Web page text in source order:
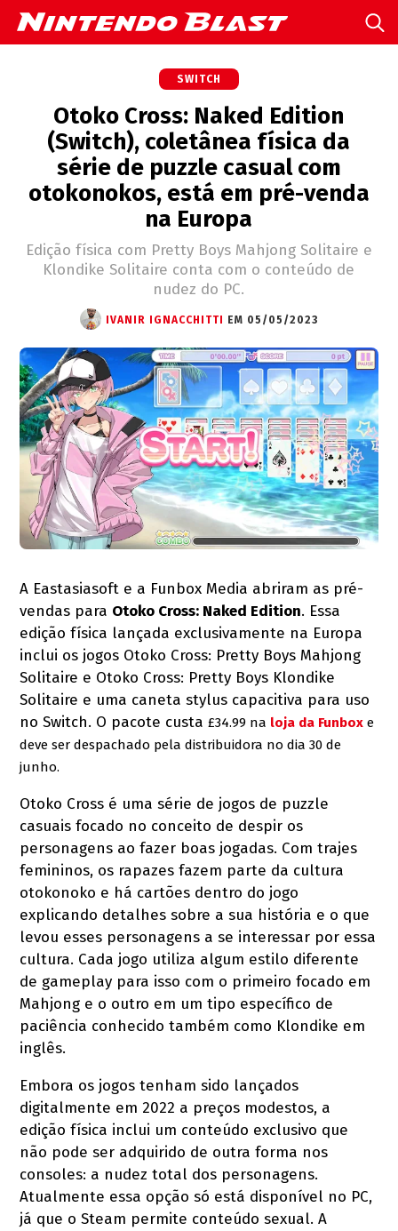
SWITCH
Otoko Cross: Naked Edition
(Switch), coletânea física da
série de puzzle casual com
otokonokos, está em pré-venda
na Europa
Edição física com Pretty Boys Mahjong Solitaire e
Klondike Solitaire conta com o conteúdo de
nudez do PC.
IVANIR IGNACCHITTI EM 05/05/2023
A Eastasiasoft e a Funbox Media abriram as pré-
vendas para Otoko Cross: Naked Edition. Essa
edição física lançada exclusivamente na Europa
inclui os jogos Otoko Cross: Pretty Boys Mahjong
Solitaire e Otoko Cross: Pretty Boys Klondike
Solitaire e uma caneta stylus capacitiva para uso
no Switch. O pacote custa£34.99 na loja da Funbox e
deve ser despachado pela distribuidora no dia 30 de
junho.
Otoko Cross é uma série de jogos de puzzle
casuais focado no conceito de despir os
personagens ao fazer boas jogadas. Com trajes
femininos, os rapazes fazem parte da cultura
otokonoko e há cartões dentro do jogo
explicando detalhes sobre a sua história e o que
levou esses personagens a se interessar por essa
cultura. Cada jogo utiliza algum estilo diferente
de gameplay para isso com o primeiro focado em
Mahjong e o outro em um tipo específico de
paciência conhecido também como Klondike em
inglês.
Embora os jogos tenham sido lançados
digitalmente em 2022 a preços modestos, a
edição física inclui um conteúdo exclusivo que
não pode ser adquirido de outra forma nos
consoles: a nudez total dos personagens.
Atualmente essa opção só está disponível no PC,
já que o Steam permite conteúdo sexual. A